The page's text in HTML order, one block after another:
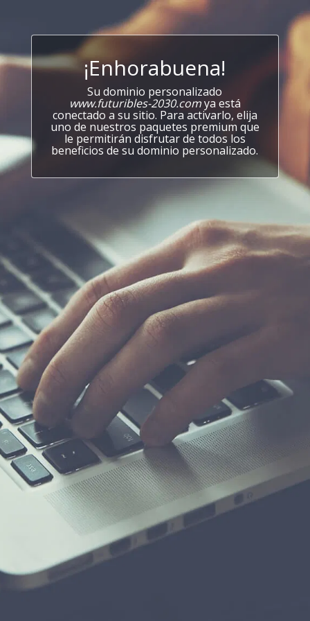
¡Enhorabuena!
Su dominio personalizado
www.futuribles-2030.comya está
conectado a su sitio. Para activarlo, elija
uno de nuestros paquetes premium que
le permitirán disfrutar de todos los
beneficios de su dominio personalizado.